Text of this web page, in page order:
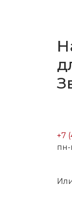
+7
пн-